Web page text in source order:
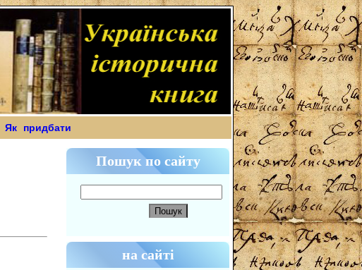
Як придбати
Пошук по сайту
на сайті